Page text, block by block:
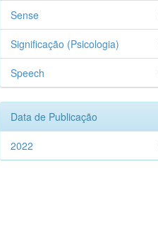
Sense
Significação (Psicologia)
Speech
Data de Publicação
2022